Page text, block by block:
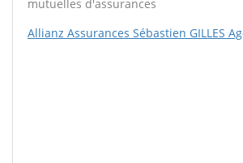
mutuelles d'assurances
Allianz Assurances Sébastien GILLES